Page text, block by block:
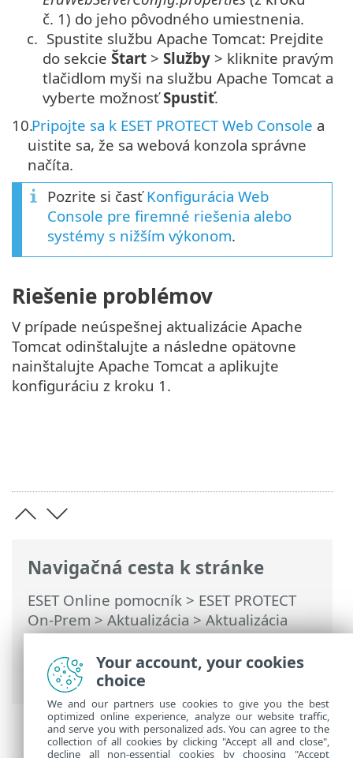
Navigačná cesta k stránke
ESET Online pomocník > ESET PROTECT
On-Prem>Aktualizácia>Aktualizácia
Apache Tomcat> Aktualizácia Apache
Tomcat prostredníctvom All-in-one
inštalátora (Windows)
č. 1) do jeho pôvodného umiestnenia.
c. Spustite službu Apache Tomcat: Prejdite
do sekcie Štart > Služby > kliknite pravým
tlačidlom myši na službu Apache Tomcat a
vyberte možnosťSpustiť.
10.Pripojte sa k ESET PROTECT Web Console a
uistite sa, že sa webová konzola správne
načíta.
Pozrite si časťKonfigurácia Web
Console pre firemné riešenia alebo
systémy s nižším výkonom.
Riešenie problémov
V prípade neúspešnej aktualizácie Apache
Tomcat odinštalujte a následne opätovne
nainštalujte Apache Tomcat a aplikujte
konfiguráciu z kroku 1.
Your account, your cookies
choice
We and our partners use cookies to give you the best
optimized online experience, analyze our website traffic,
and serve you with personalized ads. You can agree to the
collection of all cookies by clicking "Accept all and close",
decline all non-essential cookies by choosing "Accept